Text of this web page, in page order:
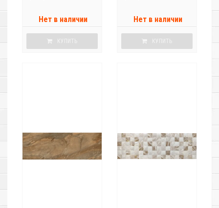
Нет в наличии
КУПИТЬ
Нет в наличии
КУПИТЬ